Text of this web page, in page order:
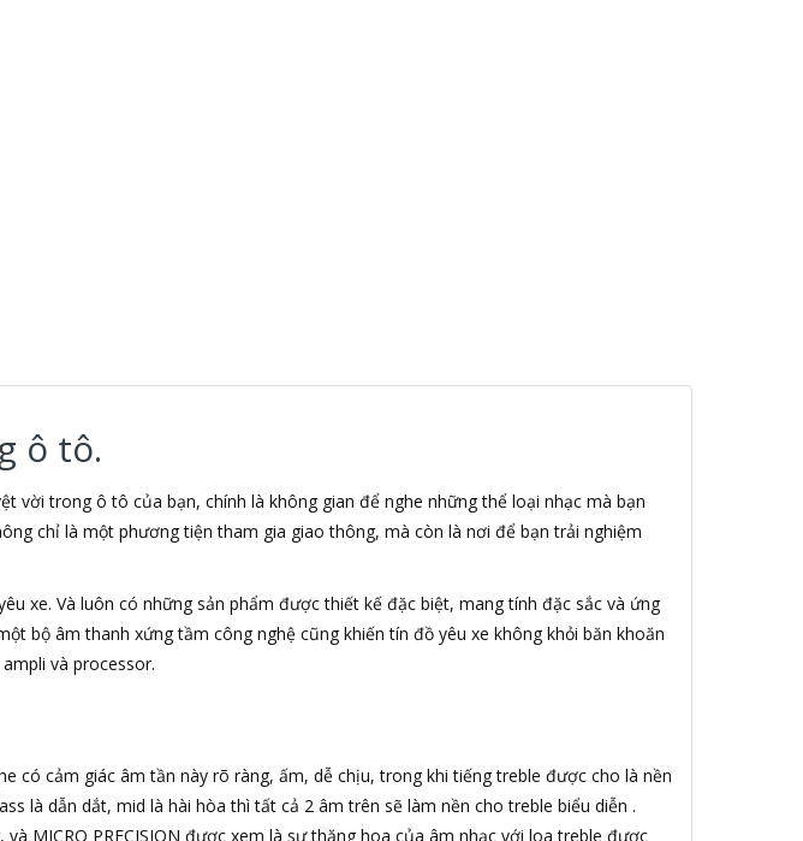
ô tô.
vời trong ô tô của bạn, chính là không gian để nghe những thể loại nhạc mà bạn
chỉ là một phương tiện tham gia giao thông, mà còn là nơi để bạn trải nghiệm
xe. Và luôn có những sản phẩm được thiết kế đặc biệt, mang tính đặc sắc và ứng
bộ âm thanh xứng tầm công nghệ cũng khiến tín đồ yêu xe không khỏi băn khoăn
và processor.
có cảm giác âm tần này rõ ràng, ấm, dễ chịu, trong khi tiếng treble được cho là nền
là dẫn dắt, mid là hài hòa thì tất cả 2 âm trên sẽ làm nền cho treble biểu diễn .
MICRO PRECISION được xem là sự thăng hoa của âm nhạc với loa treble được